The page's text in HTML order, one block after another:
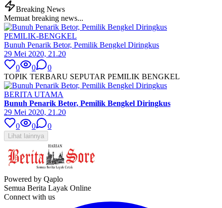
Breaking News
Memuat breaking news...
PEMILIK-BENGKEL
Bunuh Penarik Betor, Pemilik Bengkel Diringkus
29 Mei 2020, 21.20
0
0
0
TOPIK TERBARU SEPUTAR PEMILIK BENGKEL
BERITA UTAMA
Bunuh Penarik Betor, Pemilik Bengkel Diringkus
29 Mei 2020, 21.20
0
0 0
Lihat lainnya
Powered by Qaplo
Semua Berita Layak Online
Connect with us